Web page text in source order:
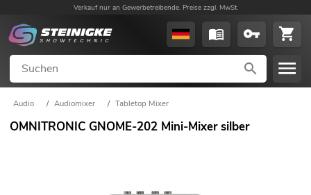
Verkauf nur an Gewerbetreibende. Preise zzgl. MwSt.
Audio / Audiomixer / Tabletop Mixer
OMNITRONIC GNOME-202 Mini-Mixer silber